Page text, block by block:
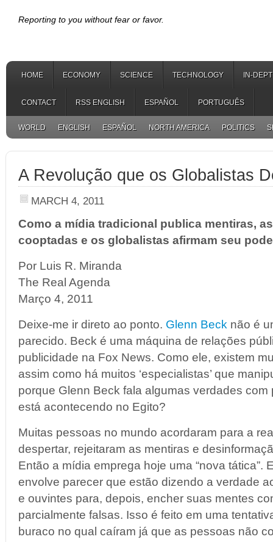
Reporting to you without fear or favor.
HOME ECONOMY SCIENCE TECHNOLOGY IN-
CONTACT RSS ENGLISH ESPAÑOL PORTUGUÊS
WORLD ENGLISH ESPAÑOL NORTH AMERICA POLITICS
A Revolução que os Globalistas
MARCH 4, 2011
Como a mídia tradicional publica mentiras,
cooptadas e os globalistas afirmam seu
Por Luis R. Miranda
The Real Agenda
Março 4, 2011
Deixe-me ir direto ao ponto. Glenn Beck não é
parecido. Beck é uma máquina de relações
publicidade na Fox News. Como ele, existem
assim como há muitos ‘especialistas’ que
porque Glenn Beck fala algumas verdades
está acontecendo no Egito?
Muitas pessoas no mundo acordaram para a
despertar, rejeitaram as mentiras e
Então a mídia emprega hoje uma “nova tática”.
envolve parecer que estão dizendo a verdade
e ouvintes para, depois, encher suas mentes
parcialmente falsas. Isso é feito em uma
buraco no qual caíram já que as pessoas não